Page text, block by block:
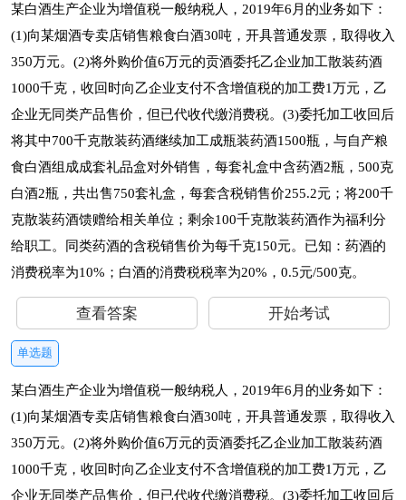
某白酒生产企业为增值税一般纳税人，2019年6月的业务如下：
(1)向某烟酒专卖店销售粮食白酒30吨，开具普通发票，取得收入
350万元。(2)将外购价值6万元的贡酒委托乙企业加工散装药酒
1000千克，收回时向乙企业支付不含增值税的加工费1万元，乙
企业无同类产品售价，但已代收代缴消费税。(3)委托加工收回后
将其中700千克散装药酒继续加工成瓶装药酒1500瓶，与自产粮
食白酒组成成套礼品盒对外销售，每套礼盒中含药酒2瓶，500克
白酒2瓶，共出售750套礼盒，每套含税销售价255.2元；将200千
克散装药酒馈赠给相关单位；剩余100千克散装药酒作为福利分
给职工。同类药酒的含税销售价为每千克150元。已知：药酒的
消费税率为10%；白酒的消费税税率为20%，0.5元/500克。
查看答案 开始考试
单选题
某白酒生产企业为增值税一般纳税人，2019年6月的业务如下：
(1)向某烟酒专卖店销售粮食白酒30吨，开具普通发票，取得收入
350万元。(2)将外购价值6万元的贡酒委托乙企业加工散装药酒
1000千克，收回时向乙企业支付不含增值税的加工费1万元，乙
企业无同类产品售价，但已代收代缴消费税。(3)委托加工收回后